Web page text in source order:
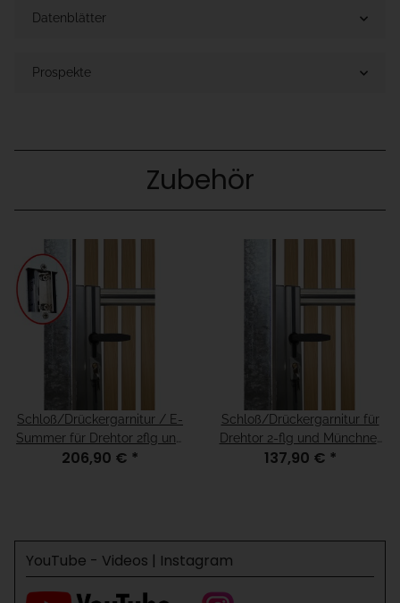
Datenblätter
Prospekte
Zubehör
Schloß/Drückergarnitur / E-
Summer für Drehtor 2flg und
Münchner Modell, für H=100
206,90 € *
Schloß/Drückergarnitur für
Drehtor 2-flg und Münchner
Modell, für H=100
137,90 € *
YouTube - Videos | Instagram